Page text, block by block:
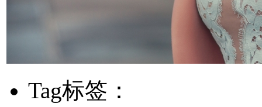
Tag标签：